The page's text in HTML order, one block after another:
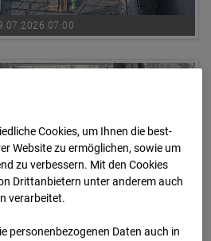
07:00
Cookies, um Ihnen die best­
Website zu ermöglichen, sowie um
zu verbessern. Mit den Cookies
Drittanbietern unter anderem auch
verarbeitet.
personenbezogenen Daten auch in